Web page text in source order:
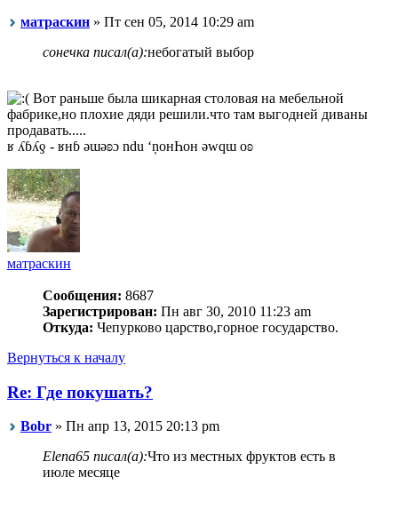
матраскин » Пт сен 05, 2014 10:29 am
сонечка писал(а):небогатый выбор
Вот раньше была шикарная столовая на мебельной
фабрике,но плохие дяди решили.что там выгодней диваны
продавать.....
ʁ ʎɓʎƍ - ʁнɓ ǝɯǝʚɔ ndu ‘ņонҺон ǝwqɯ оʚ
матраскин
Сообщения: 8687
Зарегистрирован: Пн авг 30, 2010 11:23 am
Откуда: Чепурково царство,горное государство.
Вернуться к началу
Re: Где покушать?
Bobr » Пн апр 13, 2015 20:13 pm
Elena65 писал(а):Что из местных фруктов есть в
июле месяце